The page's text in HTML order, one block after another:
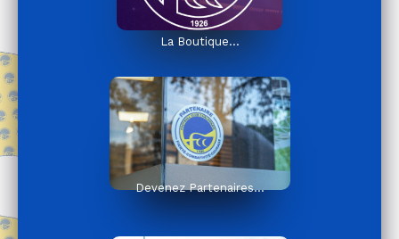
La Boutique…
Devenez Partenaires…